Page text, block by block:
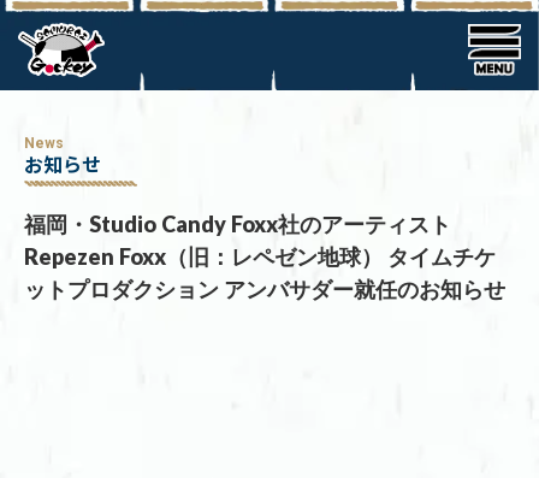
News
お知らせ
福岡・Studio Candy Foxx社のアーティスト
Repezen Foxx（旧：レペゼン地球） タイムチケ
ットプロダクション アンバサダー就任のお知らせ